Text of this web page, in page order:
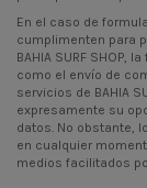
En el caso de
cumplimenten para
BAHIA SURF
como el envío de
servicios de BAHIA
expresamente su
datos. No obstante,
en cualquier
medios facilitados